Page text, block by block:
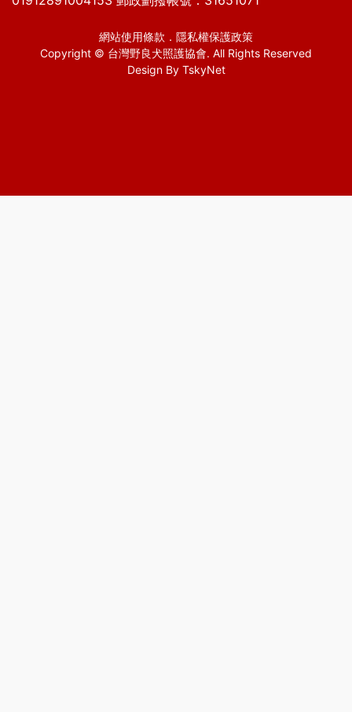
網站使用條款 ． 隱私權保護政策
Copyright © 台灣野良犬照護協會. All Rights Reserved
Design By TskyNet